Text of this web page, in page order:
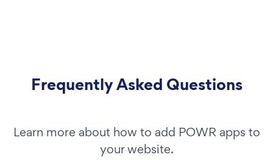
Frequently Asked Questions
Learn more about how to add POWR apps to
your website.